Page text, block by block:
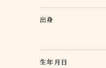
出身
生年月日